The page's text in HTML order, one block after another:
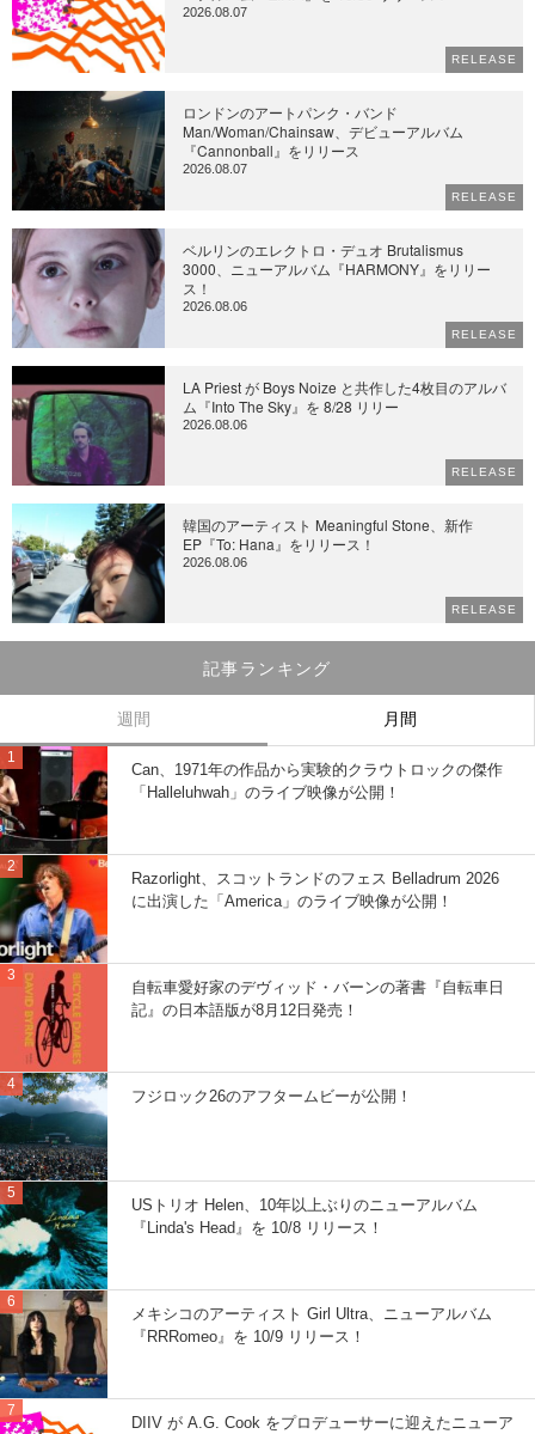
2026.08.07
RELEASE
ロンドンのアートパンク・バンド
Man/Woman/Chainsaw、デビューアルバム
『Cannonball』をリリース
2026.08.07
RELEASE
ベルリンのエレクトロ・デュオ Brutalismus
3000、ニューアルバム『HARMONY』をリリー
ス！
2026.08.06
RELEASE
LA Priest が Boys Noize と共作した4枚目のアルバ
ム『Into The Sky』を 8/28 リリー
2026.08.06
RELEASE
韓国のアーティスト Meaningful Stone、新作
EP『To: Hana』をリリース！
2026.08.06
RELEASE
記事ランキング
週間 月間
Can、1971年の作品から実験的クラウトロックの傑作
「Halleluhwah」のライブ映像が公開！
Razorlight、スコットランドのフェス Belladrum 2026
に出演した「America」のライブ映像が公開！
自転車愛好家のデヴィッド・バーンの著書『自転車日
記』の日本語版が8月12日発売！
フジロック26のアフタームビーが公開！
USトリオ Helen、10年以上ぶりのニューアルバム
『Linda's Head』を 10/8 リリース！
メキシコのアーティスト Girl Ultra、ニューアルバム
『RRRomeo』を 10/9 リリース！
DIIV が A.G. Cook をプロデューサーに迎えたニューア